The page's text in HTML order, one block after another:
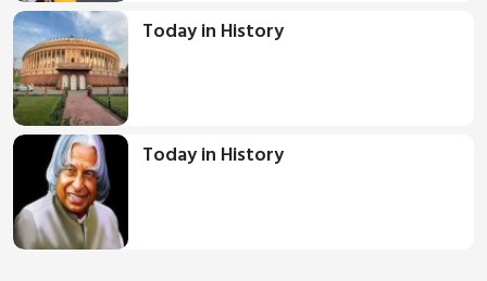
Today in History
Today in History